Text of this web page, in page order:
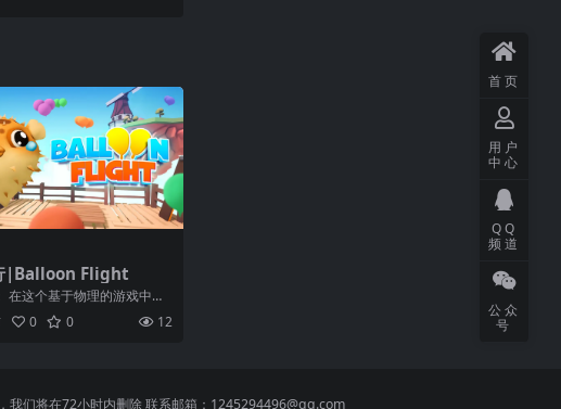
|Balloon Flight
在这个基于物理的游戏中，
球枪来种植和摧毁气球。在
...
0 0 12
我们将在72小时内删除 联系邮箱：1245294496@qq.com
首页
用户
中心
QQ
频道
公众
号